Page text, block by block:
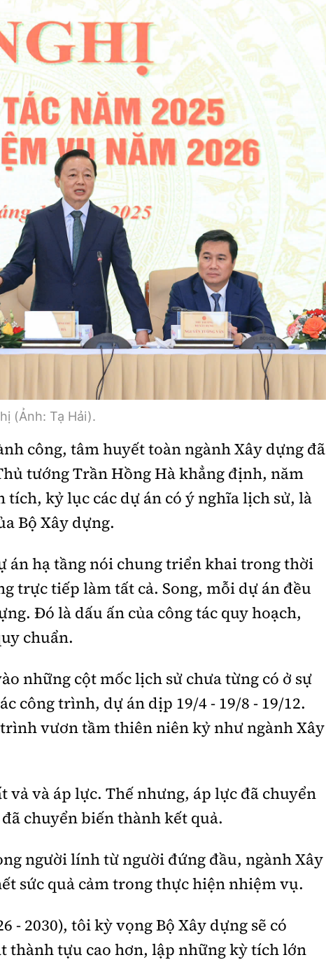
sao
thể thao
Sản phẩm mới
AI
Tư vấn
giao thông
giao thông
xây dựng
thao
(Ảnh: Tạ Hải).
công, tâm huyết toàn ngành Xây dựng đã
tướng Trần Hồng Hà khẳng định, năm
tích, kỷ lục các dự án có ý nghĩa lịch sử, là
Bộ Xây dựng.
án hạ tầng nói chung triển khai trong thời
trực tiếp làm tất cả. Song, mỗi dự án đều
Đó là dấu ấn của công tác quy hoạch,
chuẩn.
những cột mốc lịch sử chưa từng có ở sự
công trình, dự án dịp 19/4 - 19/8 - 19/12.
vươn tầm thiên niên kỷ như ngành Xây
vả và áp lực. Thế nhưng, áp lực đã chuyển
chuyển biến thành kết quả.
người lính từ người đứng đầu, ngành Xây
sức quả cảm trong thực hiện nhiệm vụ.
- 2030), tôi kỳ vọng Bộ Xây dựng sẽ có
thành tựu cao hơn, lập những kỳ tích lớn